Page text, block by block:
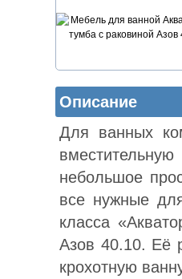
Описание
Для ванных
небольшое
все нужные
класса
Азов 40.10. Её
крохотную